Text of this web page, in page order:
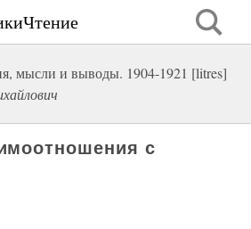
мысли и выводы. 1904-1921 [litres]
с